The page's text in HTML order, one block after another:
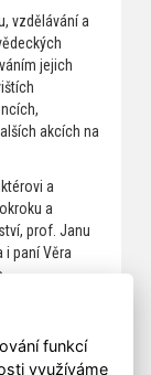
vzdělávání a
jejich
akcích na
a
a
prof. Janu
i paní Věra
funkcí
využíváme